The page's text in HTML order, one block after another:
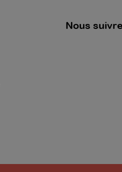
Nous